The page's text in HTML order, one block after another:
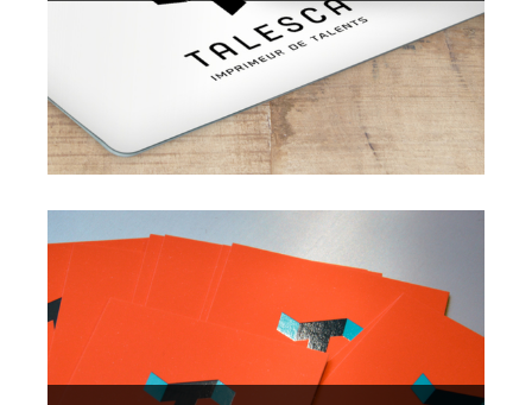
La carte double, est l'alternative à la carte simple...elle
vous permet de passer plus de messages, tout en étant